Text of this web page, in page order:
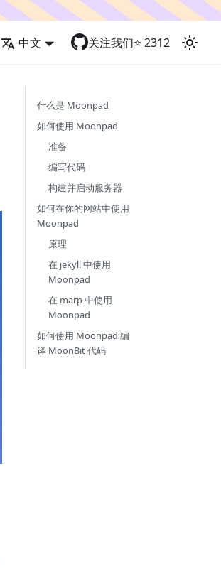
中文 关注我们⭐️ 2312
什么是 Moonpad
如何使用 Moonpad
准备
编写代码
构建并启动服务器
如何在你的网站中使用
Moonpad
原理
在 jekyll 中使用
Moonpad
在 marp 中使用
Moonpad
如何使用 Moonpad 编
译 MoonBit 代码